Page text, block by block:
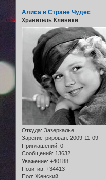
Алиса в Стране Чудес
Хранитель Клиники
Откуда: Зазеркалье
Зарегистрирован: 2009-11-09
Приглашений: 0
Сообщений: 13632
Уважение: +40188
Позитив: +34413
Пол: Женский